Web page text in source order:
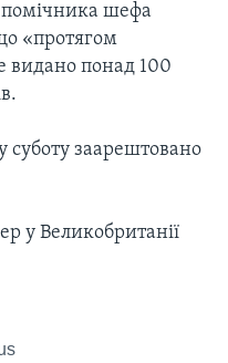
шефа
«протягом
видано понад 100
суботу заарештовано
у Великобританії